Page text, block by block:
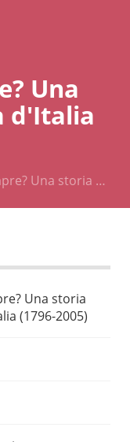
Una
d'Italia
Una storia …
Una storia
(1796-2005)